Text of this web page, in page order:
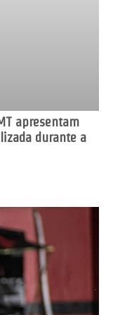
apresentam
durante a